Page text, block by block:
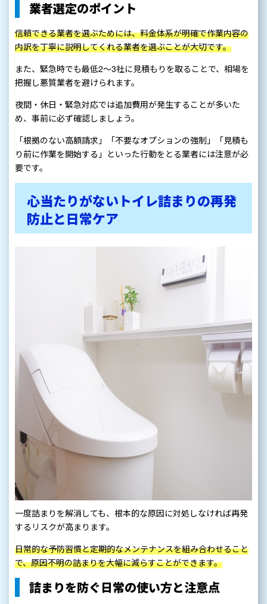
業者選定のポイント
信頼できる業者を選ぶためには、料金体系が明確で作業内容の
内訳を丁寧に説明してくれる業者を選ぶことが大切です。
また、緊急時でも最低2〜3社に見積もりを取ることで、相場を
把握し悪質業者を避けられます。
夜間・休日・緊急対応では追加費用が発生することが多いた
め、事前に必ず確認しましょう。
「根拠のない高額請求」「不要なオプションの強制」「見積も
り前に作業を開始する」といった行動をとる業者には注意が必
要です。
心当たりがないトイレ詰まりの再発
防止と日常ケア
一度詰まりを解消しても、根本的な原因に対処しなければ再発
するリスクが高まります。
日常的な予防習慣と定期的なメンテナンスを組み合わせること
で、原因不明の詰まりを大幅に減らすことができます。
詰まりを防ぐ日常の使い方と注意点